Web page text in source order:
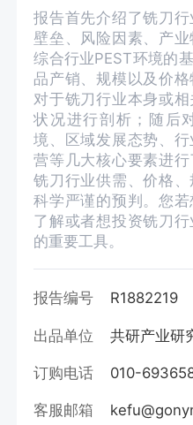
报告首先介绍了铣刀
壁垒、风险因素、产
综合行业PEST环境的
品产销、规模以及价
对于铣刀行业本身或
状况进行剖析；随后
境、区域发展态势、
营等几大核心要素进
铣刀行业供需、价格
科学严谨的预判。您
了解或者想投资铣刀
的重要工具。
报告编号 R1882219
出品单位 共研产业研
订购电话 010-
客服邮箱